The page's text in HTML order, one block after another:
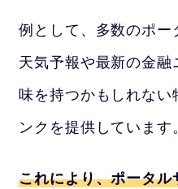
例として、多数のポ
天気予報や最新の金
味を持つかもしれない
ンクを提供しています。
これにより、ポータ